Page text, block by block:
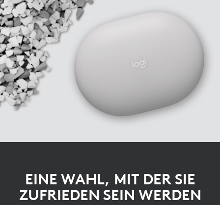
EINE WAHL, MIT DER SIE
ZUFRIEDEN SEIN WERDEN